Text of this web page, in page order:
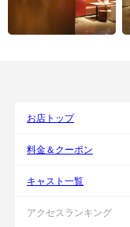
お店トップ
料金＆クーポン
キャスト一覧
アクセスランキング